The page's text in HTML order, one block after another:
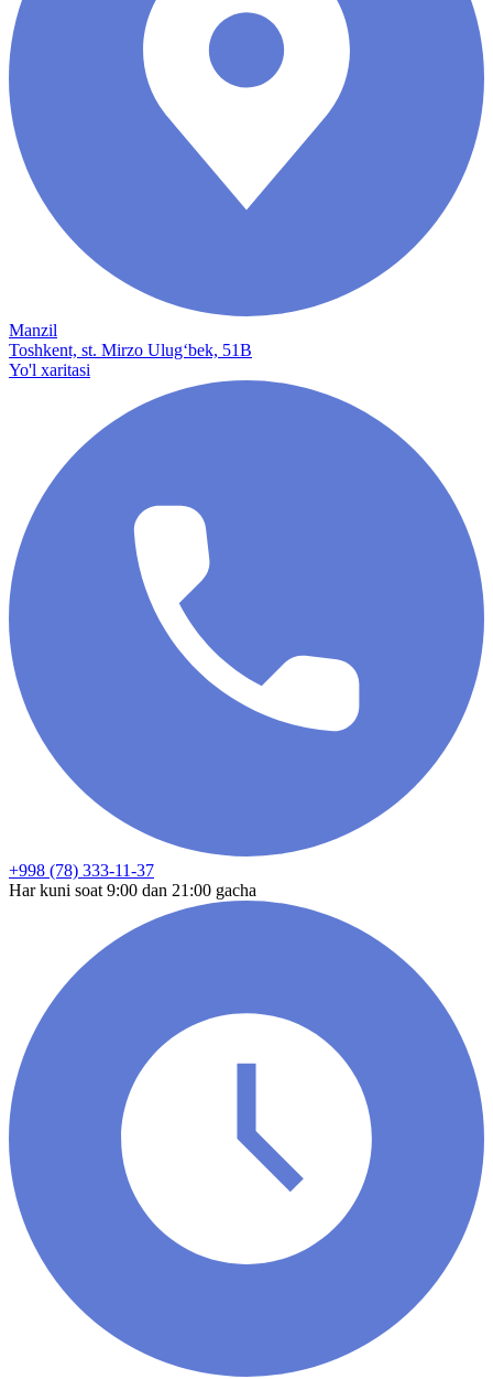
Manzil
Toshkent, st. Mirzo Ulug‘bek, 51B
Yo'l xaritasi
+998 (78) 333-11-37
Har kuni soat 9:00 dan 21:00 gacha